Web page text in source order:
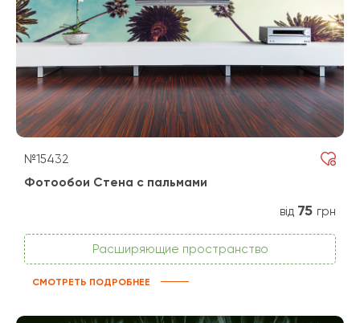
№15432
Фотообои Стена с пальмами
від 75 грн
Расширяющие пространство
СМОТРЕТЬ ПОДРОБНЕЕ